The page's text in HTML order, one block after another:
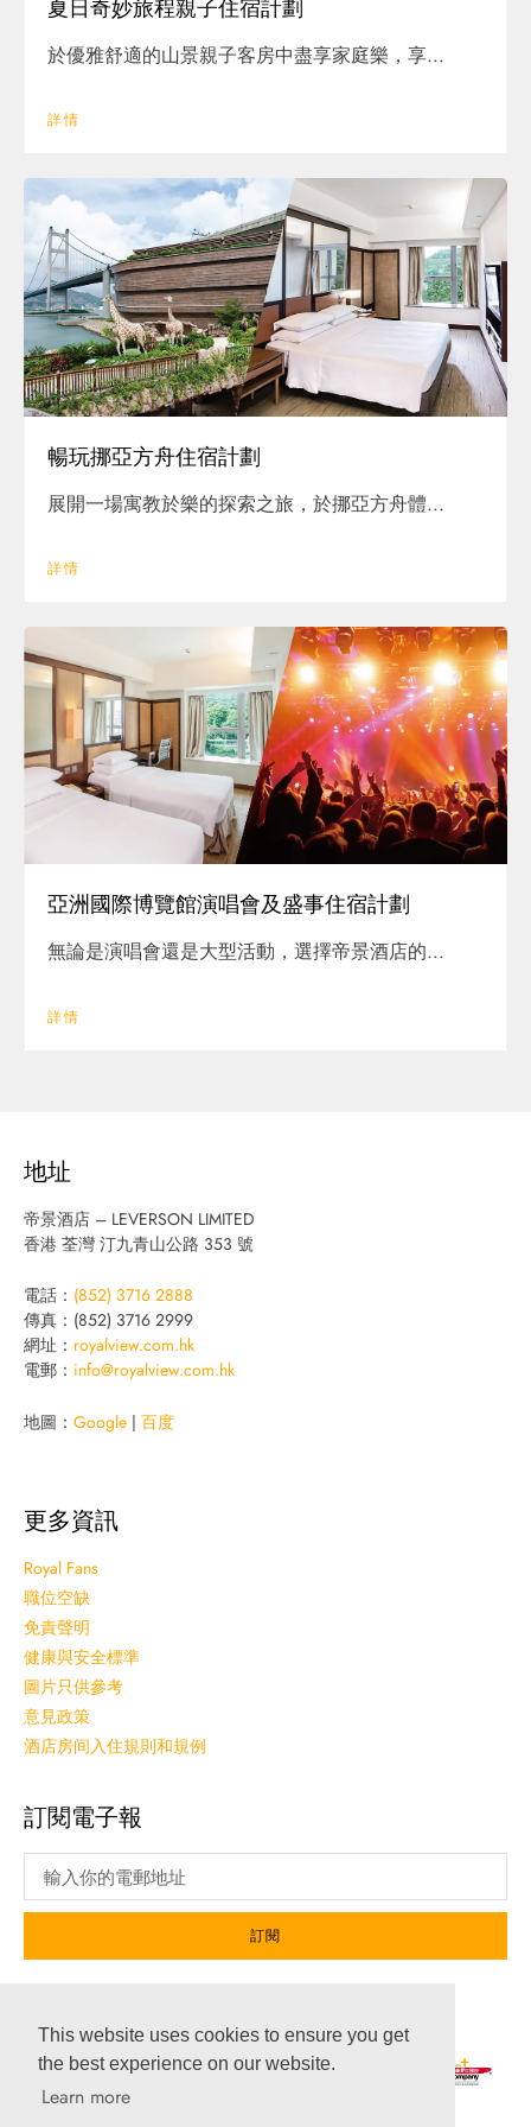
This website uses cookies to ensure you get
the best experience on our website.
Learn more
夏日奇妙旅程親子住宿計劃
於優雅舒適的山景親子客房中盡享家庭樂，享...
詳情
暢玩挪亞方舟住宿計劃
展開一場寓教於樂的探索之旅，於挪亞方舟體...
詳情
亞洲國際博覽館演唱會及盛事住宿計劃
無論是演唱會還是大型活動，選擇帝景酒店的...
詳情
地址
帝景酒店 – LEVERSON LIMITED
香港 荃灣 汀九青山公路 353 號
電話： (852) 3716 2888
傳真：(852) 3716 2999
網址： royalview.com.hk
電郵： info@royalview.com.hk
地圖： Google 百度
更多資訊
Royal Fans
職位空缺
免責聲明
健康與安全標準
圖片只供參考
意見政策
酒店房间入住規則和規例
訂閱電子報
訂閱